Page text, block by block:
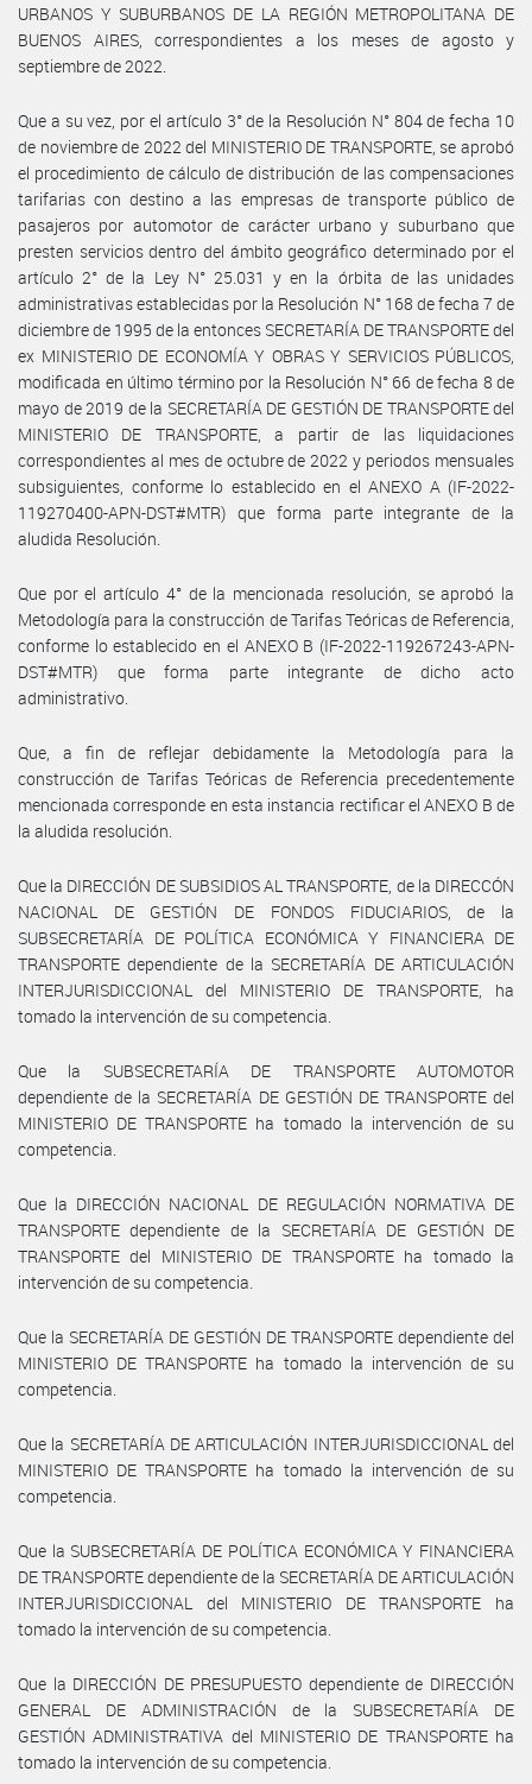
URBANOS Y SUBURBANOS DE LA REGIÓN METROPOLITANA DE
BUENOS AIRES, correspondientes a los meses de agosto y
septiembre de 2022.
Que a su vez, por el artículo 3° de la Resolución N° 804 de fecha 10
de noviembre de 2022 del MINISTERIO DE TRANSPORTE, se aprobó
el procedimiento de cálculo de distribución de las compensaciones
tarifarias con destino a las empresas de transporte público de
pasajeros por automotor de carácter urbano y suburbano que
presten servicios dentro del ámbito geográfico determinado por el
artículo 2° de la Ley N° 25.031 y en la órbita de las unidades
administrativas establecidas por la Resolución N° 168 de fecha 7 de
diciembre de 1995 de la entonces SECRETARÍA DE TRANSPORTE del
ex MINISTERIO DE ECONOMÍA Y OBRAS Y SERVICIOS PÚBLICOS,
modificada en último término por la Resolución N° 66 de fecha 8 de
mayo de 2019 de la SECRETARÍA DE GESTIÓN DE TRANSPORTE del
MINISTERIO DE TRANSPORTE, a partir de las liquidaciones
correspondientes al mes de octubre de 2022 y periodos mensuales
subsiguientes, conforme lo establecido en el ANEXO A (IF-2022-
119270400-APN-DST#MTR) que forma parte integrante de la
aludida Resolución.
Que por el artículo 4° de la mencionada resolución, se aprobó la
Metodología para la construcción de Tarifas Teóricas de Referencia,
conforme lo establecido en el ANEXO B (IF-2022-119267243-APN-
DST#MTR) que forma parte integrante de dicho acto
administrativo.
Que, a fin de reflejar debidamente la Metodología para la
construcción de Tarifas Teóricas de Referencia precedentemente
mencionada corresponde en esta instancia rectificar el ANEXO B de
la aludida resolución.
Que la DIRECCIÓN DE SUBSIDIOS AL TRANSPORTE, de la DIRECCÓN
NACIONAL DE GESTIÓN DE FONDOS FIDUCIARIOS, de la
SUBSECRETARÍA DE POLÍTICA ECONÓMICA Y FINANCIERA DE
TRANSPORTE dependiente de la SECRETARÍA DE ARTICULACIÓN
INTERJURISDICCIONAL del MINISTERIO DE TRANSPORTE, ha
tomado la intervención de su competencia.
Que la SUBSECRETARÍA DE TRANSPORTE AUTOMOTOR
dependiente de la SECRETARÍA DE GESTIÓN DE TRANSPORTE del
MINISTERIO DE TRANSPORTE ha tomado la intervención de su
competencia.
Que la DIRECCIÓN NACIONAL DE REGULACIÓN NORMATIVA DE
TRANSPORTE dependiente de la SECRETARÍA DE GESTIÓN DE
TRANSPORTE del MINISTERIO DE TRANSPORTE ha tomado la
intervención de su competencia.
Que la SECRETARÍA DE GESTIÓN DE TRANSPORTE dependiente del
MINISTERIO DE TRANSPORTE ha tomado la intervención de su
competencia.
Que la SECRETARÍA DE ARTICULACIÓN INTERJURISDICCIONAL del
MINISTERIO DE TRANSPORTE ha tomado la intervención de su
competencia.
Que la SUBSECRETARÍA DE POLÍTICA ECONÓMICA Y FINANCIERA
DE TRANSPORTE dependiente de la SECRETARÍA DE ARTICULACIÓN
INTERJURISDICCIONAL del MINISTERIO DE TRANSPORTE ha
tomado la intervención de su competencia.
Que la DIRECCIÓN DE PRESUPUESTO dependiente de DIRECCIÓN
GENERAL DE ADMINISTRACIÓN de la SUBSECRETARÍA DE
GESTIÓN ADMINISTRATIVA del MINISTERIO DE TRANSPORTE ha
tomado la intervención de su competencia.